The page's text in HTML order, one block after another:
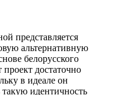
представляется
альтернативную
белорусского
проект достаточно
в идеале он
такую идентичность